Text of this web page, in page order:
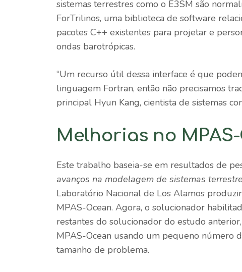
sistemas terrestres como o E3SM são
ForTrilinos, uma biblioteca de software
pacotes C++ existentes para projetar e
ondas barotrópicas.
“Um recurso útil dessa interface é que
linguagem Fortran, então não precisamos
principal Hyun Kang, cientista de sistemas
Melhorias no
Este trabalho baseia-se em resultados de
avanços na modelagem de sistemas
Laboratório Nacional de Los Alamos
MPAS-Ocean. Agora, o solucionador
restantes do solucionador do estudo
MPAS-Ocean usando um pequeno número
tamanho de problema.